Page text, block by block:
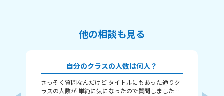
他の相談も見る
自分のクラスの人数は何人？
さっそく質問なんだけど タイトルにもあった通りク
ラスの人数が 単純に気になったので質問しました～